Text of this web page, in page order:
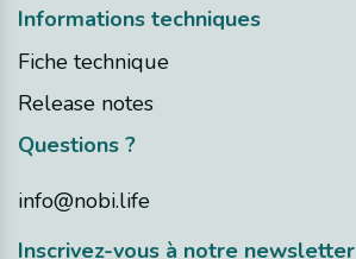
Informations techniques
Fiche technique
Release notes
Questions ?
info@nobi.life
Inscrivez-vous à notre newsletter​